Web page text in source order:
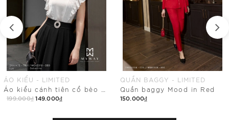
QUẦN BAGGY - LIMITED
Quần baggy Mood in Red
150.000₫
CHÂN VÁY ÔM - LIMITED
199.000₫